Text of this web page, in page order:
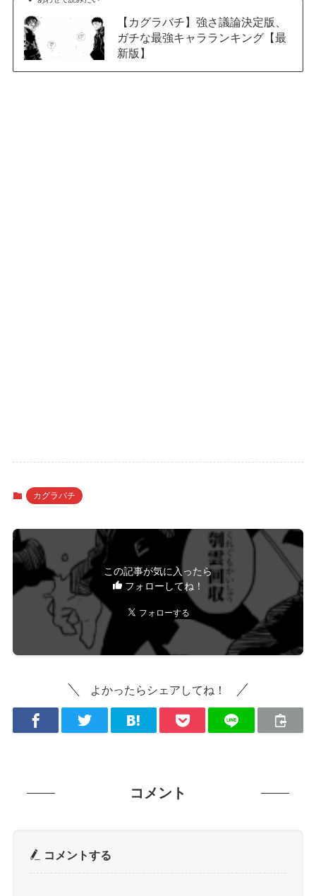
【カグラバチ】強さ議論決定版、
ガチな最強キャラランキング【最
新版】
カグラバチ
この記事が気に入ったら
フォローしてね！
よかったらシェアしてね！
コメント
コメントする